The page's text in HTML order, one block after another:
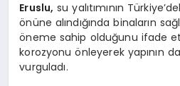
Eruslu, su yalıtımının
önüne alındığında binaların
öneme sahip olduğunu ifade
korozyonu önleyerek yapının
vurguladı.